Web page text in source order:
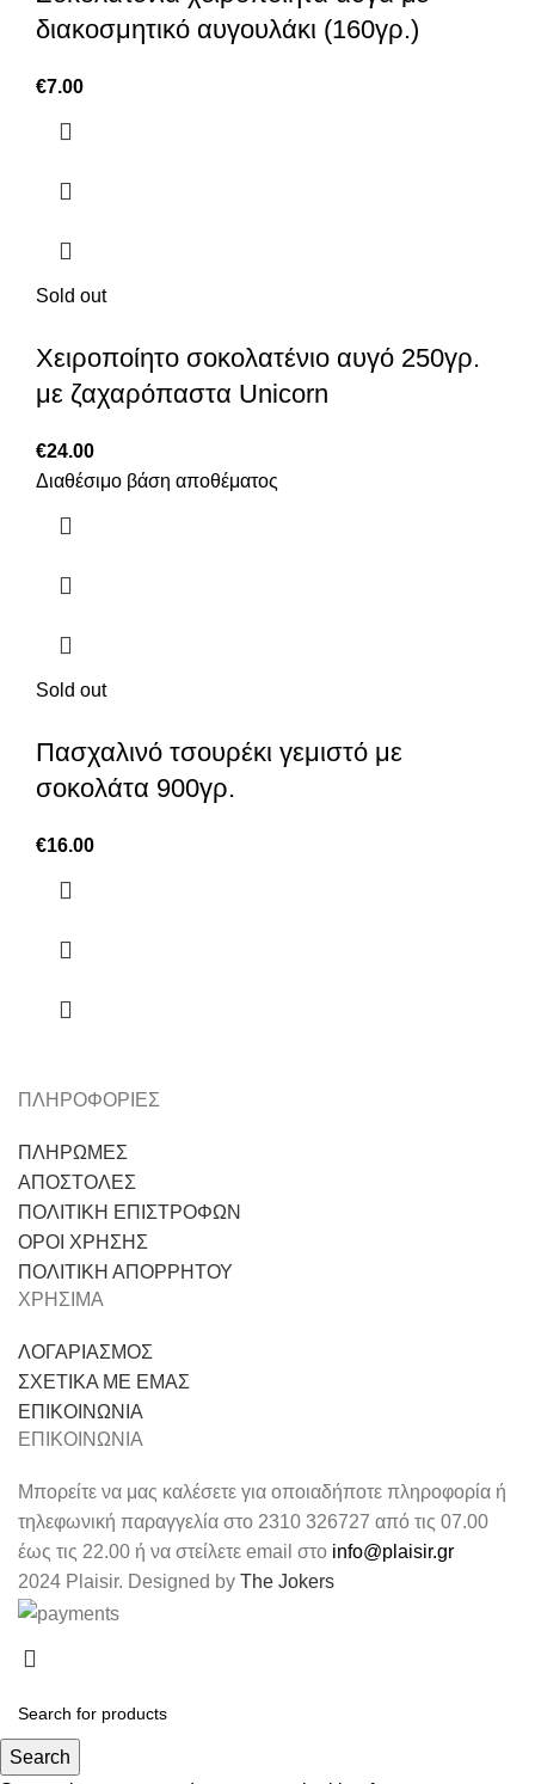
διακοσμητικό αυγουλάκι (160γρ.)
€7.00
Sold out
Χειροποίητο σοκολατένιο αυγό 250γρ.
με ζαχαρόπαστα Unicorn
€24.00
Διαθέσιμο βάση αποθέματος
Sold out
Πασχαλινό τσουρέκι γεμιστό με
σοκολάτα 900γρ.
€16.00
ΠΛΗΡΟΦΟΡΙΕΣ
ΠΛΗΡΩΜΕΣ
ΑΠΟΣΤΟΛΕΣ
ΠΟΛΙΤΙΚΗ ΕΠΙΣΤΡΟΦΩΝ
ΟΡΟΙ ΧΡΗΣΗΣ
ΠΟΛΙΤΙΚΗ ΑΠΟΡΡΗΤΟΥ
ΧΡΗΣΙΜΑ
ΛΟΓΑΡΙΑΣΜΟΣ
ΣΧΕΤΙΚΑ ΜΕ ΕΜΑΣ
ΕΠΙΚΟΙΝΩΝΙΑ
ΕΠΙΚΟΙΝΩΝΙΑ
Μπορείτε να μας καλέσετε για οποιαδήποτε πληροφορία ή
τηλεφωνική παραγγελία στο 2310 326727 από τις 07.00
έως τις 22.00 ή να στείλετε email στο info@plaisir.gr
2024 Plaisir. Designed by The Jokers
Search